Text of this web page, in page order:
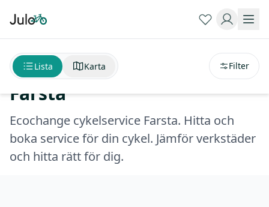
Ecochange cykelservice
Farsta
Ecochange cykelservice Farsta. Hitta och
boka service för din cykel. Jämför verkstäder
och hitta rätt för dig.
Lista Karta Filter
avstånd